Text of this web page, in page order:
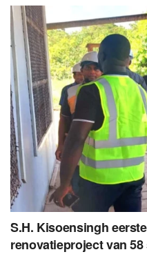
S.H. Kisoensingh
renovatieproject van